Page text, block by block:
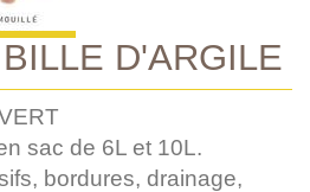
D'ARGILE
sac de 6L et 10L.
bordures, drainage,